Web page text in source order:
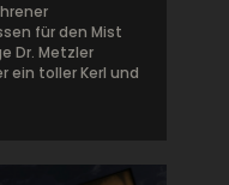
für den Mist
Dr. Metzler
ein toller Kerl und